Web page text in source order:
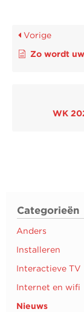
Categorieën
Anders
Installeren
Interactieve TV
Internet en wifi
Nieuws
Vorige
Zo wordt
WK